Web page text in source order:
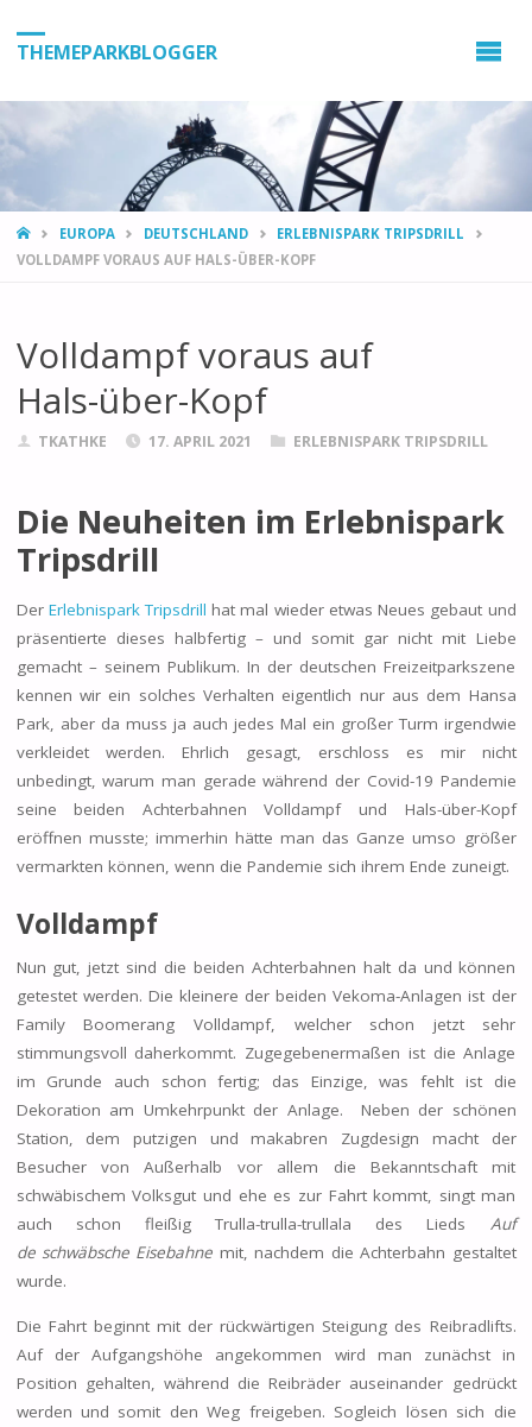
THEMEPARKBLOGGER
HOMEEUROPA DEUTSCHLAND
ERLEBNISPARK TRIPSDRILL
VOLLDAMPF VORAUS AUF HALS-ÜBER-KOPF
Volldampf voraus auf
Hals-über-Kopf
TKATHKE 17. APRIL 2021 ERLEBNISPARK TRIPSDRILL
Die Neuheiten im Erlebnispark
Tripsdrill
Der Erlebnispark Tripsdrill hat mal wieder etwas Neues gebaut und
präsentierte dieses halbfertig – und somit gar nicht mit Liebe
gemacht – seinem Publikum. In der deutschen Freizeitparkszene
kennen wir ein solches Verhalten eigentlich nur aus dem Hansa
Park, aber da muss ja auch jedes Mal ein großer Turm irgendwie
verkleidet werden. Ehrlich gesagt, erschloss es mir nicht
unbedingt, warum man gerade während der Covid-19 Pandemie
seine beiden Achterbahnen Volldampf und Hals-über-Kopf
eröffnen musste; immerhin hätte man das Ganze umso größer
vermarkten können, wenn die Pandemie sich ihrem Ende zuneigt.
Volldampf
Nun gut, jetzt sind die beiden Achterbahnen halt da und können
getestet werden. Die kleinere der beiden Vekoma-Anlagen ist der
Family Boomerang Volldampf, welcher schon jetzt sehr
stimmungsvoll daherkommt. Zugegebenermaßen ist die Anlage
im Grunde auch schon fertig; das Einzige, was fehlt ist die
Dekoration am Umkehrpunkt der Anlage. Neben der schönen
Station, dem putzigen und makabren Zugdesign macht der
Besucher von Außerhalb vor allem die Bekanntschaft mit
schwäbischem Volksgut und ehe es zur Fahrt kommt, singt man
auch schon fleißig Trulla-trulla-trullala des Lieds Auf
de schwäbsche Eisebahne mit, nachdem die Achterbahn gestaltet
wurde.
Die Fahrt beginnt mit der rückwärtigen Steigung des Reibradlifts.
Auf der Aufgangshöhe angekommen wird man zunächst in
Position gehalten, während die Reibräder auseinander gedrückt
werden und somit den Weg freigeben. Sogleich lösen sich die